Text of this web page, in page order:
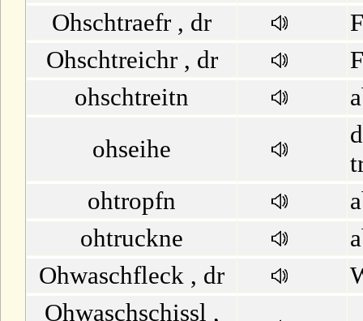
Ohschtraefr , dr
Ohschtreichr , dr
ohschtreitn
ohseihe
ohtropfn
ohtruckne
Ohwaschfleck , dr
Ohwaschschissl ,